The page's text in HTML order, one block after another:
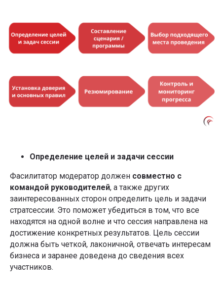
Определение целей и задачи сессии
Фасилитатор модератор должен совместно с
командой руководителей, а также других
заинтересованных сторон определить цель и задачи
стратсессии. Это поможет убедиться в том, что все
находятся на одной волне и что сессия направлена на
достижение конкретных результатов. Цель сессии
должна быть четкой, лаконичной, отвечать интересам
бизнеса и заранее доведена до сведения всех
участников.